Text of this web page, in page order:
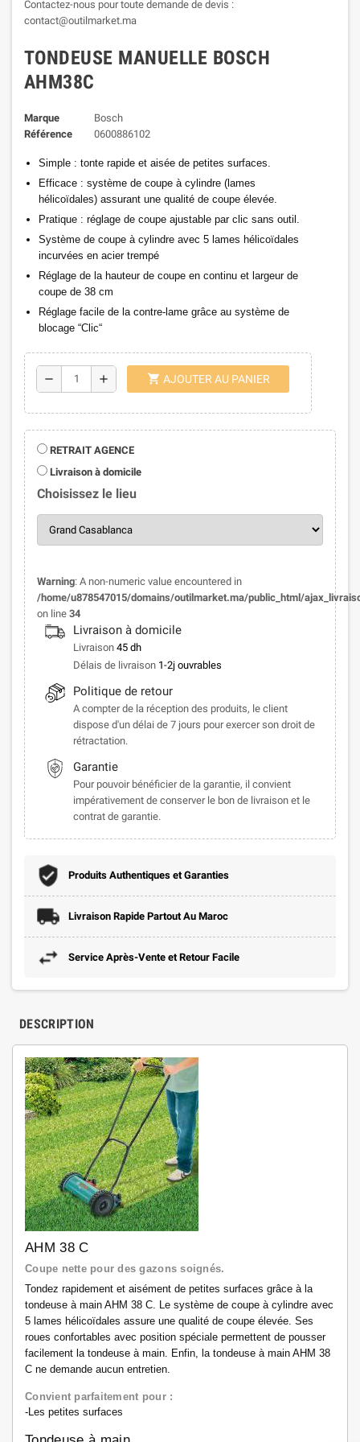
Contactez-nous pour toute demande de devis :
contact@outilmarket.ma
TONDEUSE MANUELLE BOSCH
AHM38C
Marque
Bosch
Référence
0600886102
Simple : tonte rapide et aisée de petites surfaces.
Efficace : système de coupe à cylindre (lames
hélicoïdales) assurant une qualité de coupe élevée.
Pratique : réglage de coupe ajustable par clic sans outil.
Système de coupe à cylindre avec 5 lames hélicoïdales
incurvées en acier trempé
Réglage de la hauteur de coupe en continu et largeur de
coupe de 38 cm
Réglage facile de la contre-lame grâce au système de
blocage “Clic“
remove add shopping_cart AJOUTER AU PANIER
RETRAIT AGENCE
Livraison à domicile
Choisissez le lieu
Warning: A non-numeric value encountered in
/home/u878547015/domains/outilmarket.ma/public_html/
on line 34
Livraison à domicile
Livraison 45 dh
Délais de livraison 1-2j ouvrables
Politique de retour
A compter de la réception des produits, le client
dispose d'un délai de 7 jours pour exercer son droit de
rétractation.
Garantie
Pour pouvoir bénéficier de la garantie, il convient
impérativement de conserver le bon de livraison et le
contrat de garantie.
Produits Authentiques et Garanties
Livraison Rapide Partout Au Maroc
Service Après-Vente et Retour Facile
DESCRIPTION
AHM 38 C
Coupe nette pour des gazons soignés.
Tondez rapidement et aisément de petites surfaces grâce à la
tondeuse à main AHM 38 C. Le système de coupe à cylindre avec
5 lames hélicoïdales assure une qualité de coupe élevée. Ses
roues confortables avec position spéciale permettent de pousser
facilement la tondeuse à main. Enfin, la tondeuse à main AHM 38
C ne demande aucun entretien.
Convient parfaitement pour :
-Les petites surfaces